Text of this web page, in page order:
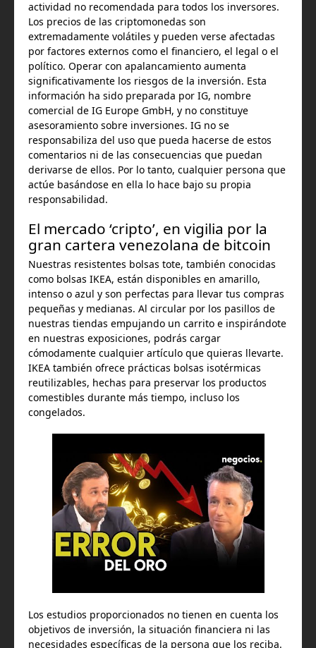
actividad no recomendada para todos los inversores.
Los precios de las criptomonedas son
extremadamente volátiles y pueden verse afectadas
por factores externos como el financiero, el legal o el
político. Operar con apalancamiento aumenta
significativamente los riesgos de la inversión. Esta
información ha sido preparada por IG, nombre
comercial de IG Europe GmbH, y no constituye
asesoramiento sobre inversiones. IG no se
responsabiliza del uso que pueda hacerse de estos
comentarios ni de las consecuencias que puedan
derivarse de ellos. Por lo tanto, cualquier persona que
actúe basándose en ella lo hace bajo su propia
responsabilidad.
El mercado ‘cripto’, en vigilia por la
gran cartera venezolana de bitcoin
Nuestras resistentes bolsas tote, también conocidas
como bolsas IKEA, están disponibles en amarillo,
intenso o azul y son perfectas para llevar tus compras
pequeñas y medianas. Al circular por los pasillos de
nuestras tiendas empujando un carrito e inspirándote
en nuestras exposiciones, podrás cargar
cómodamente cualquier artículo que quieras llevarte.
IKEA también ofrece prácticas bolsas isotérmicas
reutilizables, hechas para preservar los productos
comestibles durante más tiempo, incluso los
congelados.
Los estudios proporcionados no tienen en cuenta los
objetivos de inversión, la situación financiera ni las
necesidades específicas de la persona que los reciba.